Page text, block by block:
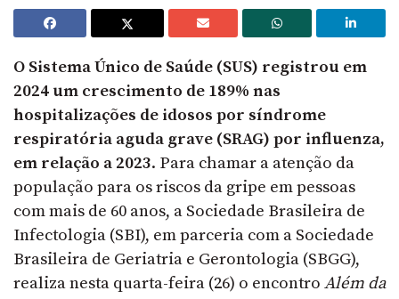
O Sistema Único de Saúde (SUS) registrou em
2024 um crescimento de 189% nas
hospitalizações de idosos por síndrome
respiratória aguda grave (SRAG) por influenza,
em relação a 2023. Para chamar a atenção da
população para os riscos da gripe em pessoas
com mais de 60 anos, a Sociedade Brasileira de
Infectologia (SBI), em parceria com a Sociedade
Brasileira de Geriatria e Gerontologia (SBGG),
realiza nesta quarta-feira (26) o encontro Além da